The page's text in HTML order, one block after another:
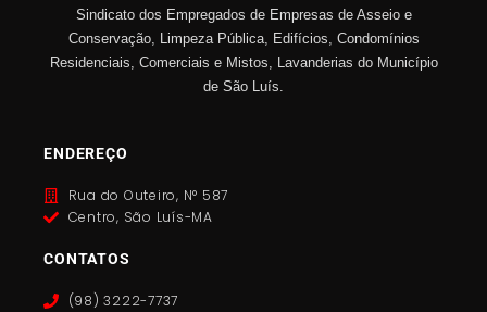
Sindicato dos Empregados de Empresas de Asseio e
Conservação, Limpeza Pública, Edifícios, Condomínios
Residenciais, Comerciais e Mistos, Lavanderias do Município
de São Luís.
ENDEREÇO
Rua do Outeiro, N° 587
Centro, São Luís-MA
CONTATOS
(98) 3222-7737